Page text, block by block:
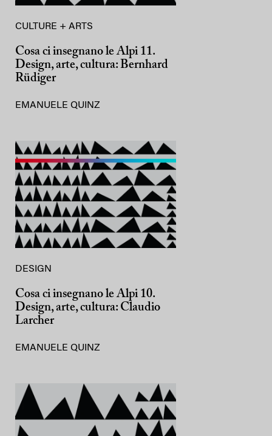
CULTURE + ARTS
Cosa ci insegnano le Alpi 11.
Design, arte, cultura: Bernhard
Rüdiger
EMANUELE QUINZ
DESIGN
Cosa ci insegnano le Alpi 10.
Design, arte, cultura: Claudio
Larcher
EMANUELE QUINZ